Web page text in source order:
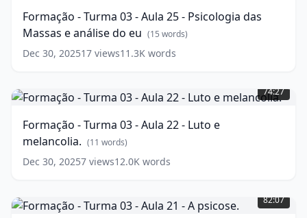
Melancolia
(Continuação)
words)
Aula
25
das
Massas
análise
do
eu ( 15
Formação - Turma 03 - Aula 25 - Psicologia das
Massas e análise do eu (15 words)
Dec 30, 202517 views11.3K words
-
Turma
Aula
22
e
melancolia.
74:27
Formação - Turma 03 - Aula 22 - Luto e
melancolia. (11 words)
Dec 30, 20257 views12.0K words
-
Turma
82:07